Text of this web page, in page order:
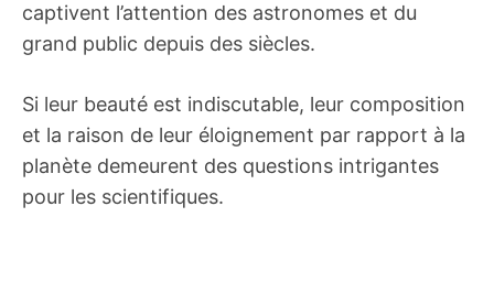
captivent l’attention des astronomes et du
grand public depuis des siècles.
Si leur beauté est indiscutable, leur composition
et la raison de leur éloignement par rapport à la
planète demeurent des questions intrigantes
pour les scientifiques.